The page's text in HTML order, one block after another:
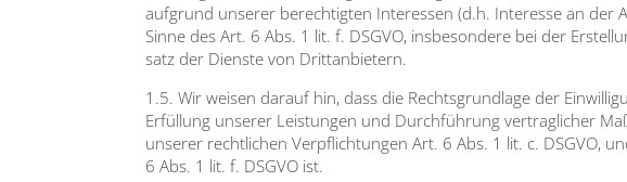
auf­grund unse­rer berech­tig­ten Inter­es­sen (d.h. Inter­es­se an der
Sin­ne des Art. 6 Abs. 1 lit. f. DSGVO, ins­be­son­de­re bei der
satz der Diens­te von Dritt­an­bie­tern.
1.5. Wir wei­sen dar­auf hin, dass die Rechts­grund­la­ge der
Erfül­lung unse­rer Leis­tun­gen und Durch­füh­rung ver­trag­li­cher
unse­rer recht­li­chen Ver­pflich­tun­gen Art. 6 Abs. 1 lit. c. DSGVO,
6 Abs. 1 lit. f. DSGVO ist.